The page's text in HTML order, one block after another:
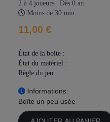
2 à 4 joueurs | Dès 0 an
Moins de 30 min
11,00 €
État de la boite :
État du matériel :
Règle du jeu :
Informations:
Boîte un peu usée